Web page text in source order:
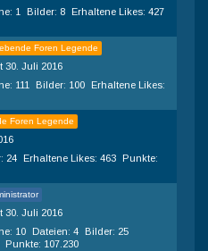
1 Bilder 8 Erhaltene Likes 427
Foren Legende
30. Juli 2016
111 Bilder 100
Erhaltene Likes
Foren Legende
24 Erhaltene Likes 463 Punkte
30. Juli 2016
10 Dateien 4 Bilder 25
Punkte 107.230